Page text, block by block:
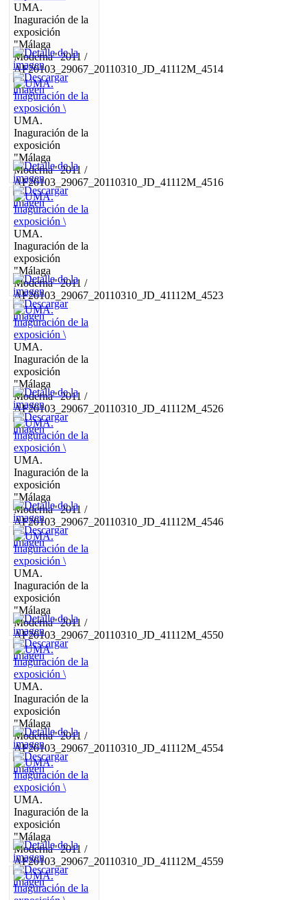
UMA.
Inaguración de la
exposición
"Málaga
Moderna" 2011 /
AF20103_29067_20110310_JD_41112M_4514
UMA.
Inaguración de la
exposición
"Málaga
Moderna" 2011 /
AF20103_29067_20110310_JD_41112M_4516
UMA.
Inaguración de la
exposición
"Málaga
Moderna" 2011 /
AF20103_29067_20110310_JD_41112M_4523
UMA.
Inaguración de la
exposición
"Málaga
Moderna" 2011 /
AF20103_29067_20110310_JD_41112M_4526
UMA.
Inaguración de la
exposición
"Málaga
Moderna" 2011 /
AF20103_29067_20110310_JD_41112M_4546
UMA.
Inaguración de la
exposición
"Málaga
Moderna" 2011 /
AF20103_29067_20110310_JD_41112M_4550
UMA.
Inaguración de la
exposición
"Málaga
Moderna" 2011 /
AF20103_29067_20110310_JD_41112M_4554
UMA.
Inaguración de la
exposición
"Málaga
Moderna" 2011 /
AF20103_29067_20110310_JD_41112M_4559